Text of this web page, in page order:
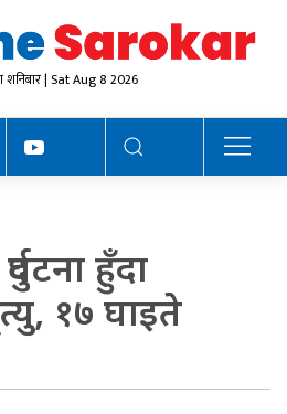
शनिबार | Sat Aug 8 2026
हुँदा
१७ घाइते